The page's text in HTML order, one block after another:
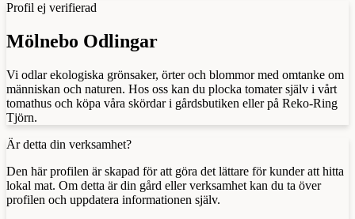
Profil ej verifierad
Mölnebo Odlingar
Vi odlar ekologiska grönsaker, örter och blommor med omtanke om
människan och naturen. Hos oss kan du plocka tomater själv i vårt
tomathus och köpa våra skördar i gårdsbutiken eller på Reko-Ring
Tjörn.
Är detta din verksamhet?
Den här profilen är skapad för att göra det lättare för kunder att hitta
lokal mat. Om detta är din gård eller verksamhet kan du ta över
profilen och uppdatera informationen själv.